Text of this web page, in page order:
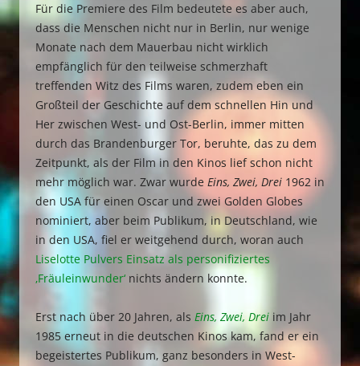
Für die Premiere des Film bedeutete es aber auch,
dass die Menschen nicht nur in Berlin, nur wenige
Monate nach dem Mauerbau nicht wirklich
empfänglich für den teilweise schmerzhaft
treffenden Witz des Films waren, zudem eben ein
Großteil der Geschichte auf dem schnellen Hin und
Her zwischen West- und Ost-Berlin, immer mitten
durch das Brandenburger Tor, beruhte, das zu dem
Zeitpunkt, als der Film in den Kinos lief schon nicht
mehr möglich war. Zwar wurde Eins, Zwei, Drei 1962 in
den USA für einen Oscar und zwei Golden Globes
nominiert, aber beim Publikum, in Deutschland, wie
in den USA, fiel er weitgehend durch, woran auch
Liselotte Pulvers Einsatz als personifiziertes
‚Fräuleinwunder‘ nichts ändern konnte.
Erst nach über 20 Jahren, als Eins, Zwei, Drei im Jahr
1985 erneut in die deutschen Kinos kam, fand er ein
begeistertes Publikum, ganz besonders in West-